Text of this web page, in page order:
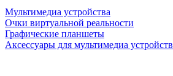
Мультимедиа устройства
Очки виртуальной реальности
Графические планшеты
Аксессуары для мультимедиа устройств